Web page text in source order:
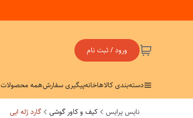
ورود / ثبت نام
دسته‌بندی کالاهاخانهپیگیری سفارشهمه محصولات
نایس پرایس کیف و کاور گوشی گارد ژله ایی